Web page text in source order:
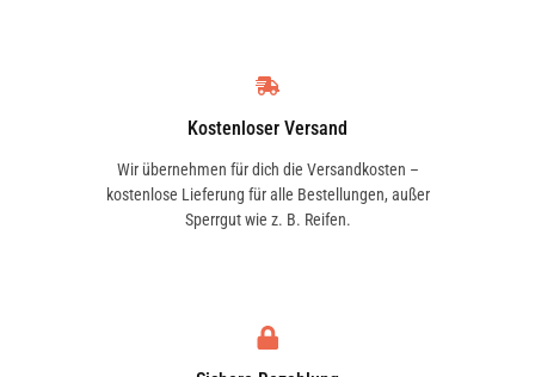
Kostenloser Versand
Wir übernehmen für dich die Versandkosten –
kostenlose Lieferung für alle Bestellungen, außer
Sperrgut wie z. B. Reifen.